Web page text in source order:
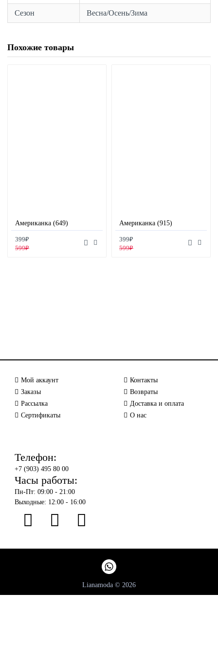
Сезон Весна/Осень/Зима
Похожие товары
Американка (649)
399₽
599₽
Американка (915)
399₽
599₽
Мой аккаунт
Заказы
Рассылка
Сертификаты
Контакты
Возвраты
Доставка и оплата
О нас
Телефон:
+7 (903) 495 80 00
Часы работы:
Пн-Пт: 09:00 - 21:00
Выходные: 12:00 - 16:00
Lianamoda © 2026